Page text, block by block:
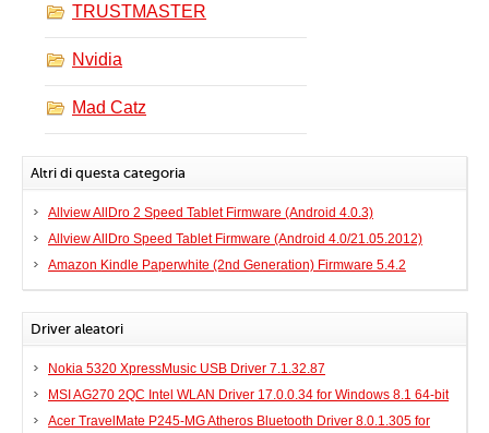
TRUSTMASTER
Nvidia
Mad Catz
Altri di questa categoria
Allview AllDro 2 Speed Tablet Firmware (Android 4.0.3)
Allview AllDro Speed Tablet Firmware (Android 4.0/21.05.2012)
Amazon Kindle Paperwhite (2nd Generation) Firmware 5.4.2
Driver aleatori
Nokia 5320 XpressMusic USB Driver 7.1.32.87
MSI AG270 2QC Intel WLAN Driver 17.0.0.34 for Windows 8.1 64-bit
Acer TravelMate P245-MG Atheros Bluetooth Driver 8.0.1.305 for